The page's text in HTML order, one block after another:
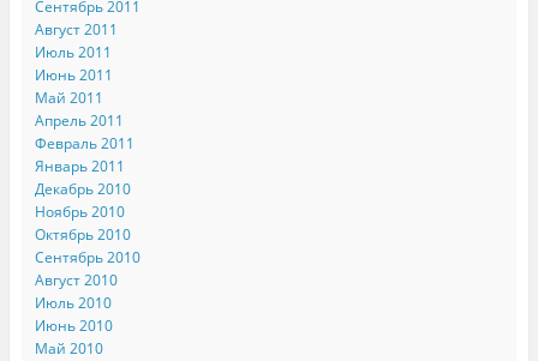
Сентябрь 2011
Август 2011
Июль 2011
Июнь 2011
Май 2011
Апрель 2011
Февраль 2011
Январь 2011
Декабрь 2010
Ноябрь 2010
Октябрь 2010
Сентябрь 2010
Август 2010
Июль 2010
Июнь 2010
Май 2010